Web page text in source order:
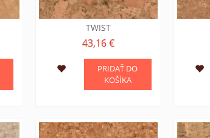
TWIST
43,16 €
PRIDAŤ DO
KOŠÍKA